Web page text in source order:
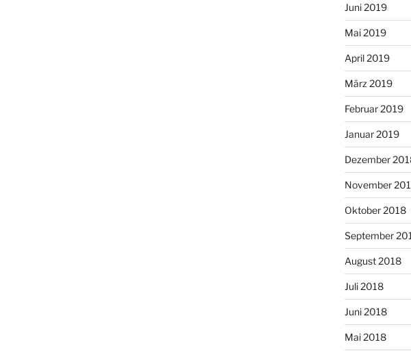
Juni 2019
Mai 2019
April 2019
März 2019
Februar 2019
Januar 2019
Dezember
November
Oktober 2018
September
August 2018
Juli 2018
Juni 2018
Mai 2018